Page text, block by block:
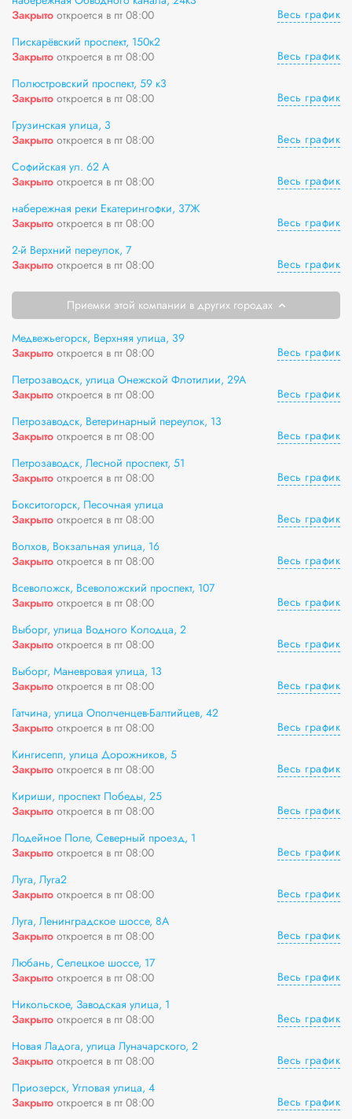
Закрыто откроется в пт 08:00
Весь график
Пискарёвский проспект, 150к2
Закрыто откроется в пт 08:00
Весь график
Полюстровский проспект, 59 к3
Закрыто откроется в пт 08:00
Весь график
Грузинская улица, 3
Закрыто откроется в пт 08:00
Весь график
Софийская ул. 62 А
Закрыто откроется в пт 08:00
Весь график
набережная реки Екатерингофки, 37Ж
Закрыто откроется в пт 08:00
Весь график
2-й Верхний переулок, 7
Закрыто откроется в пт 08:00 Весь график
Приемки этой компании в других городах
Медвежьегорск, Верхняя улица, 39
Закрыто откроется в пт 08:00
Весь график
Петрозаводск, улица Онежской Флотилии, 29А
Закрыто откроется в пт 08:00
Весь график
Петрозаводск, Ветеринарный переулок, 13
Закрыто откроется в пт 08:00
Весь график
Петрозаводск, Лесной проспект, 51
Закрыто откроется в пт 08:00
Весь график
Бокситогорск, Песочная улица
Закрыто откроется в пт 08:00
Весь график
Волхов, Вокзальная улица, 16
Закрыто откроется в пт 08:00
Весь график
Всеволожск, Всеволожский проспект, 107
Закрыто откроется в пт 08:00
Весь график
Выборг, улица Водного Колодца, 2
Закрыто откроется в пт 08:00
Весь график
Выборг, Маневровая улица, 13
Закрыто откроется в пт 08:00
Весь график
Гатчина, улица Ополченцев-Балтийцев, 42
Закрыто откроется в пт 08:00
Весь график
Кингисепп, улица Дорожников, 5
Закрыто откроется в пт 08:00
Весь график
Кириши, проспект Победы, 25
Закрыто откроется в пт 08:00
Весь график
Лодейное Поле, Северный проезд, 1
Закрыто откроется в пт 08:00
Весь график
Луга, Луга2
Закрыто откроется в пт 08:00
Весь график
Луга, Ленинградское шоссе, 8А
Закрыто откроется в пт 08:00
Весь график
Любань, Селецкое шоссе, 17
Закрыто откроется в пт 08:00
Весь график
Никольское, Заводская улица, 1
Закрыто откроется в пт 08:00
Весь график
Новая Ладога, улица Луначарского, 2
Закрыто откроется в пт 08:00
Весь график
Приозерск, Угловая улица, 4
Закрыто откроется в пт 08:00
Весь график